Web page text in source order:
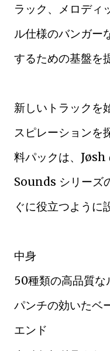
ラック、メロディ
ル仕様のバンガー
するための基盤を
新しいトラックを
スピレーションを
料パックは、
Sounds シリーズ
ぐに役立つように
中身
50種類の高品質な
パンチの効いたベ
エンド